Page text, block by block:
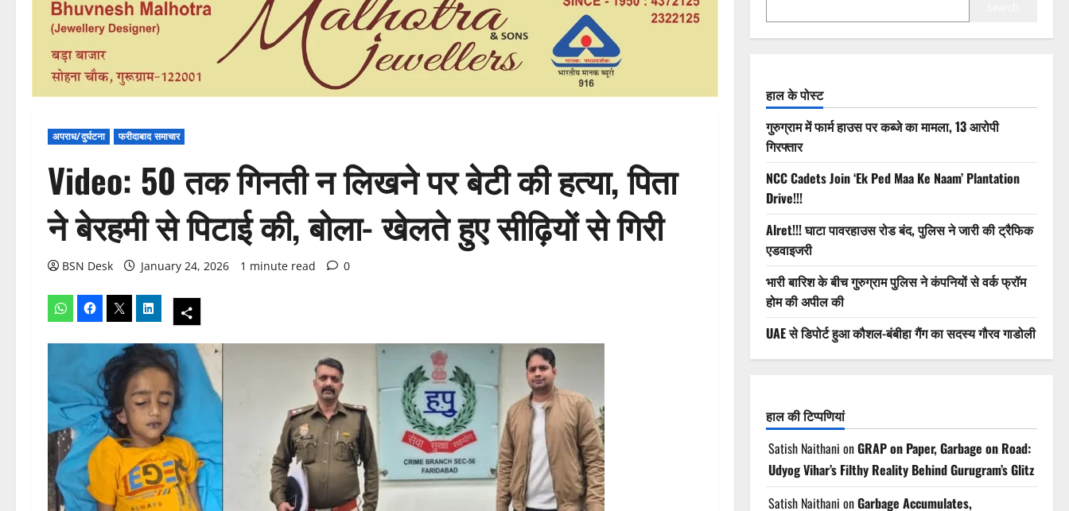
अपराध/दुर्घटना फरीदाबाद समाचार
Video: 50 तक गिनती न लिखने पर बेटी की हत्या, पिता
ने बेरहमी से पिटाई की, बोला- खेलते हुए सीढ़ियों से गिरी
BSN Desk January 24, 2026 1 minute read 0
हाल के पोस्ट
गुरुग्राम में फार्म हाउस पर कब्जे का मामला, 13 आरोपी
गिरफ्तार
NCC Cadets Join ‘Ek Ped Maa Ke Naam’ Plantation
Drive!!!
Alret!!! घाटा पावरहाउस रोड बंद, पुलिस ने जारी की ट्रैफिक
एडवाइजरी
भारी बारिश के बीच गुरुग्राम पुलिस ने कंपनियों से वर्क फ्रॉम
होम की अपील की
UAE से डिपोर्ट हुआ कौशल-बंबीहा गैंग का सदस्य गौरव गाडोली
हाल की टिप्पणियां
Satish Naithani onGRAP on Paper, Garbage on Road:
Udyog Vihar’s Filthy Reality Behind Gurugram’s Glitz
Satish Naithani onGarbage Accumulates,